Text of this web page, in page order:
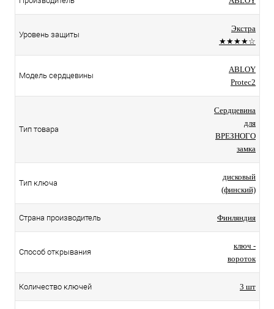
Уровень защиты
Экстра
★★★★☆
Модель сердцевины
ABLOY
Protec2
Тип товара
Сердцевина
для
ВРЕЗНОГО
замка
Тип ключа
дисковый
(финский)
Страна производитель Финляндия
Способ открывания
ключ -
вороток
Количество ключей 3 шт